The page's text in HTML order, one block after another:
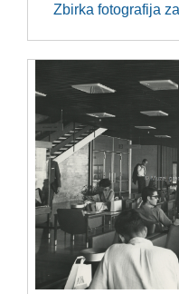
Zbirka fotografija